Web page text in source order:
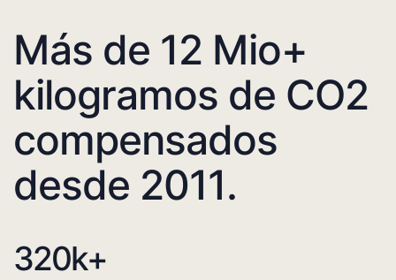
Más de 12 Mio+
kilogramos de CO2
compensados
desde 2011.
320k+